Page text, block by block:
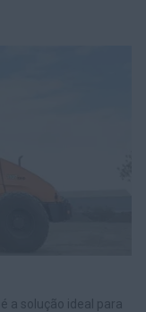
a solução ideal para